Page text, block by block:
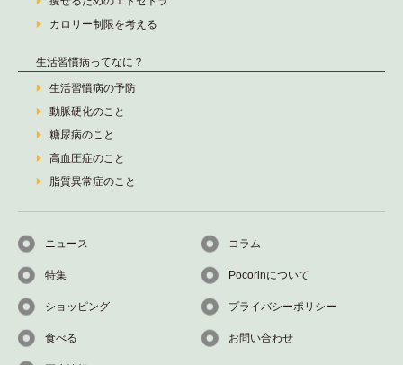
カロリー制限を考える
生活習慣病ってなに？
生活習慣病の予防
動脈硬化のこと
糖尿病のこと
高血圧症のこと
脂質異常症のこと
ニュース
特集
ショッピング
食べる
コラム
Pocorinについて
プライバシーポリシー
お問い合わせ